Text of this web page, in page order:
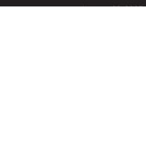
January 28, 2025